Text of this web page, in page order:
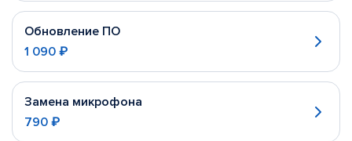
Обновление ПО
1 090 ₽
Замена микрофона
790 ₽